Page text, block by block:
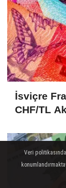
İsviçre
CHF/TL
Veri